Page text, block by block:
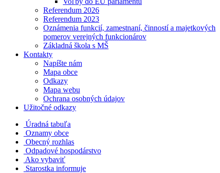
Referendum 2026
Referendum 2023
Oznámenia funkcií, zamestnaní, činností a majetkových
pomerov verejných funkcionárov
Základná škola s MŠ
Kontakty
Napíšte nám
Mapa obce
Odkazy
Mapa webu
Ochrana osobných údajov
Užitočné odkazy
Úradná tabuľa
Oznamy obce
Obecný rozhlas
Odpadové hospodárstvo
Ako vybaviť
Starostka informuje